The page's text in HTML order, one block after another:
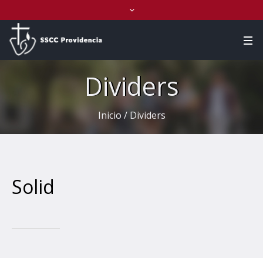
Dividers
Inicio / Dividers
Solid